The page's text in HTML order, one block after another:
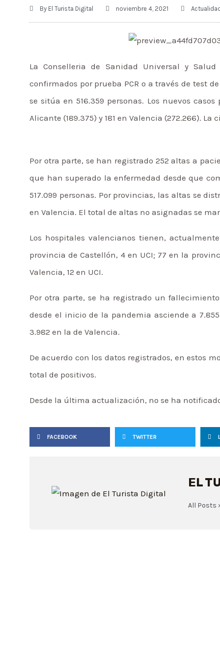
By El Turista Digital noviembre 4, 2021
La Conselleria de Sanidad Universal y
confirmados por prueba PCR o a través de test
se sitúa en 516.359 personas. Los nuevos
Alicante (189.375) y 181 en Valencia (272.266).
Por otra parte, se han registrado 252 altas a
que han superado la enfermedad desde que
517.099 personas. Por provincias, las altas se
en Valencia. El total de altas no asignadas se
Los hospitales valencianos tienen,
provincia de Castellón, 4 en UCI; 77 en la
Valencia, 12 en UCI.
Por otra parte, se ha registrado un
desde el inicio de la pandemia asciende a
3.982 en la de Valencia.
De acuerdo con los datos registrados, en estos
total de positivos.
Desde la última actualización, no se ha
FACEBOOK TWITTER
EL
All Posts